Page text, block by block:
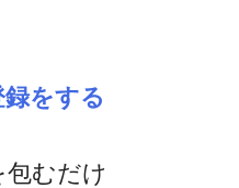
をする
包むだけ